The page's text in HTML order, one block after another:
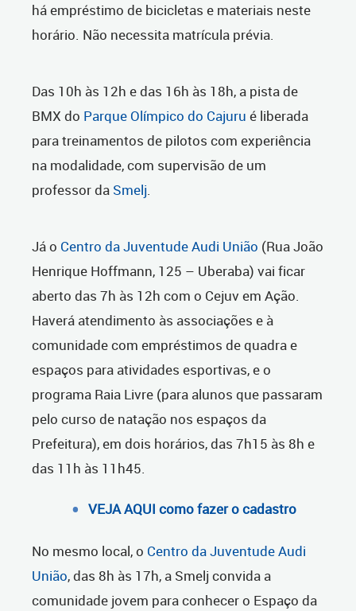
há empréstimo de bicicletas e materiais neste
horário. Não necessita matrícula prévia.
Das 10h às 12h e das 16h às 18h, a pista de
BMX do Parque Olímpico do Cajuru é liberada
para treinamentos de pilotos com experiência
na modalidade, com supervisão de um
professor da Smelj.
Já o Centro da Juventude Audi União (Rua João
Henrique Hoffmann, 125 – Uberaba) vai ficar
aberto das 7h às 12h com o Cejuv em Ação.
Haverá atendimento às associações e à
comunidade com empréstimos de quadra e
espaços para atividades esportivas, e o
programa Raia Livre (para alunos que passaram
pelo curso de natação nos espaços da
Prefeitura), em dois horários, das 7h15 às 8h e
das 11h às 11h45.
VEJA AQUI como fazer o cadastro
No mesmo local, o Centro da Juventude Audi
União, das 8h às 17h, a Smelj convida a
comunidade jovem para conhecer o Espaço da